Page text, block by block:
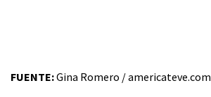
FUENTE:Gina Romero / americateve.com